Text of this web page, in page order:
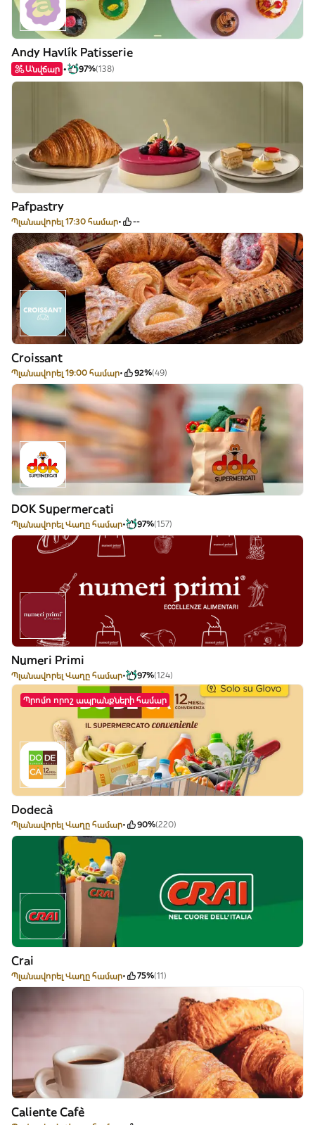
Andy Havlík Patisserie
Անվճար 97%(138)
Pafpastry
Պլանավորել 17:30 համար --
Croissant
Պլանավորել 19:00 համար 92%(49)
DOK Supermercati
Պլանավորել Վաղը համար 97%(157)
Numeri Primi
Պլանավորել Վաղը համար 97%(124)
Պրոմո որոշ ապրանքների համար
Dodecà
Պլանավորել Վաղը համար 90%(220)
Crai
Պլանավորել Վաղը համար 75%(11)
Caliente Cafè